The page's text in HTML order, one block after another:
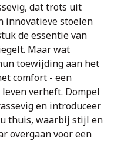
dat trots uit
innovatieve stoelen
de essentie van
Maar wat
toewijding aan het
comfort - een
verheft. Dompel
en introduceer
thuis, waarbij stijl en
overgaan voor een